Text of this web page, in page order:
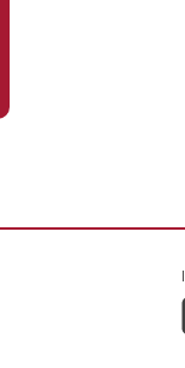
da
Instagram
ao